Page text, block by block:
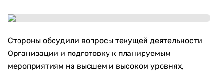
Стороны обсудили вопросы текущей деятельности
Организации и подготовку к планируемым
мероприятиям на высшем и высоком уровнях,